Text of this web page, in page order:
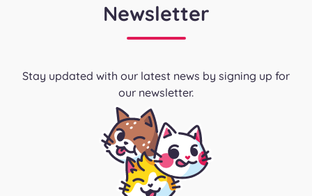
Newsletter
Stay updated with our latest news by signing up for
our newsletter.